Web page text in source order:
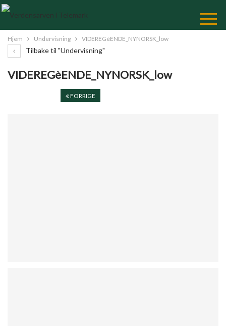
Skip
Content
Hjem Undervisning VIDEREGèENDE_NYNORSK_low
Tilbake til "Undervisning"
VIDEREGèENDE_NYNORSK_low
FORRIGE